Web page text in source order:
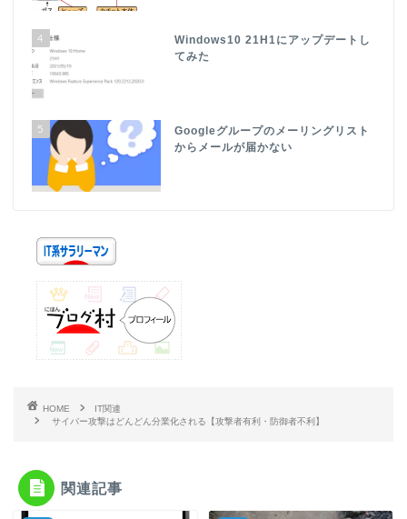
4
Windows10 21H1にアップデートし
てみた
5
Googleグループのメーリングリスト
からメールが届かない
HOME
IT関連
サイバー攻撃はどんどん分業化される【攻撃者有利・防御者不利】
関連記事